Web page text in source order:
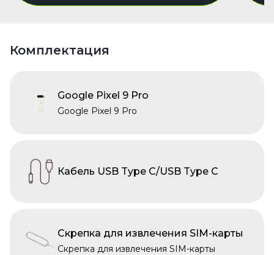
Комплектация
Google Pixel 9 Pro
Google Pixel 9 Pro
Кабель USB Type C/USB Type C
Скрепка для извлечения SIM-карты
Скрепка для извлечения SIM-карты